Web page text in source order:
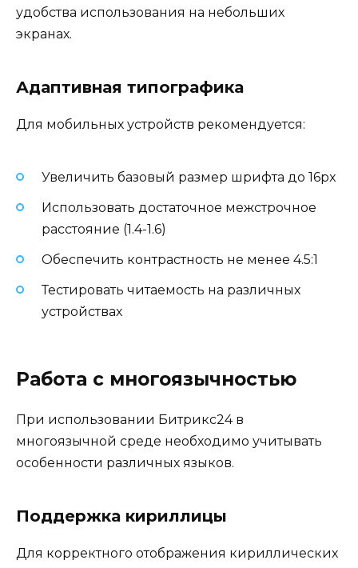
удобства использования на небольших
экранах.
Адаптивная типографика
Для мобильных устройств рекомендуется:
Увеличить базовый размер шрифта до 16px
Использовать достаточное межстрочное
расстояние (1.4-1.6)
Обеспечить контрастность не менее 4.5:1
Тестировать читаемость на различных
устройствах
Работа с многоязычностью
При использовании Битрикс24 в
многоязычной среде необходимо учитывать
особенности различных языков.
Поддержка кириллицы
Для корректного отображения кириллических